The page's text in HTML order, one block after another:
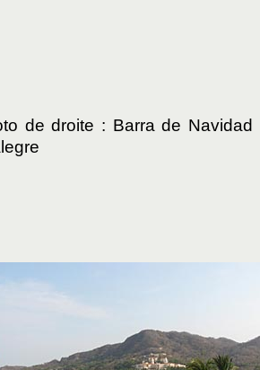
de droite : Barra de Navidad